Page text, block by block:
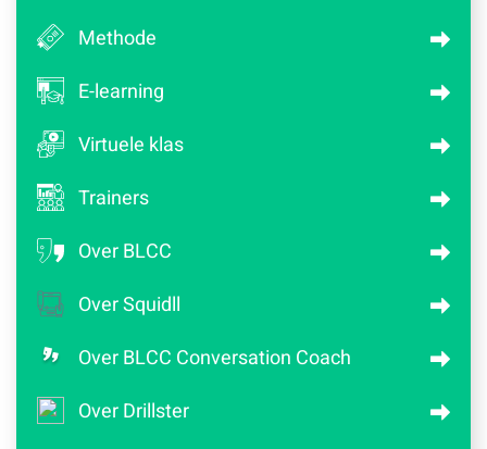
Methode
E-learning
Virtuele klas
Trainers
Over BLCC
Over Squidll
Over BLCC Conversation Coach
Over Drillster